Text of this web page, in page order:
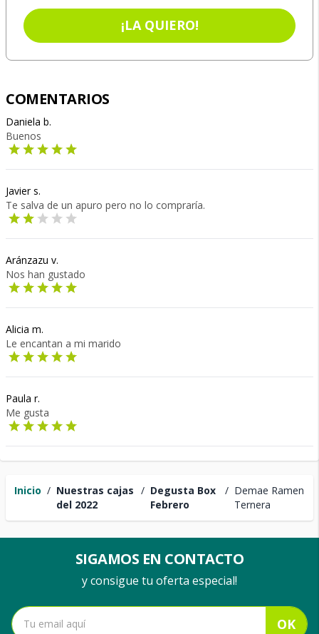
Inicio / Nuestras cajas
del 2022
/ Degusta Box
Febrero
/ Demae Ramen
Ternera
¡LA QUIERO!
COMENTARIOS
Daniela b.
Buenos
Javier s.
Te salva de un apuro pero no lo compraría.
Aránzazu v.
Nos han gustado
Alicia m.
Le encantan a mi marido
Paula r.
Me gusta
SIGAMOS EN CONTACTO
y consigue tu oferta especial!
OK